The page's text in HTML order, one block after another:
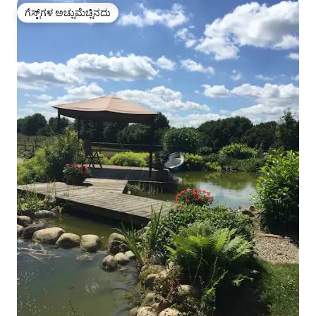
ಗೆಸ್ಟ್‌ಗಳ ಅಚ್ಚುಮೆಚ್ಚಿನದು
ಗೆಸ್ಟ್‌ಗಳ ಅಚ್ಚುಮೆಚ್ಚಿನದು